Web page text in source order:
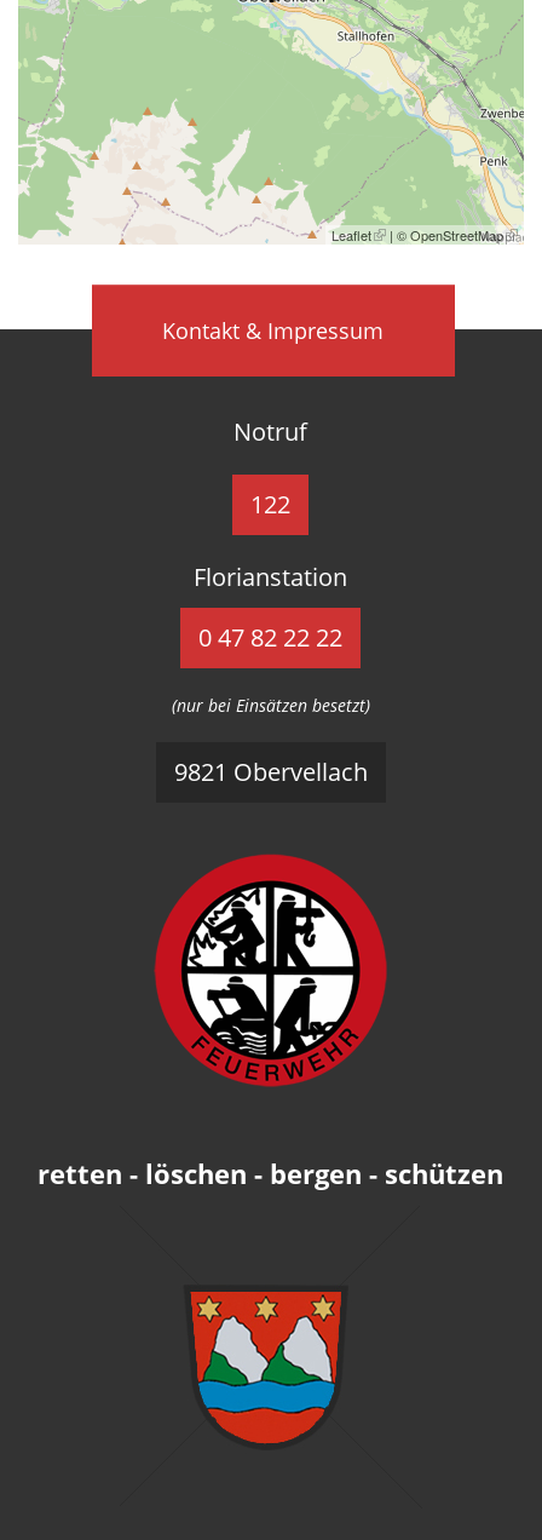
Leaflet | ©OpenStreetMap
Kontakt & Impressum
Notruf
122
Florianstation
0 47 82 22 22
(nur bei Einsätzen besetzt)
9821 Obervellach
retten - löschen - bergen - schützen